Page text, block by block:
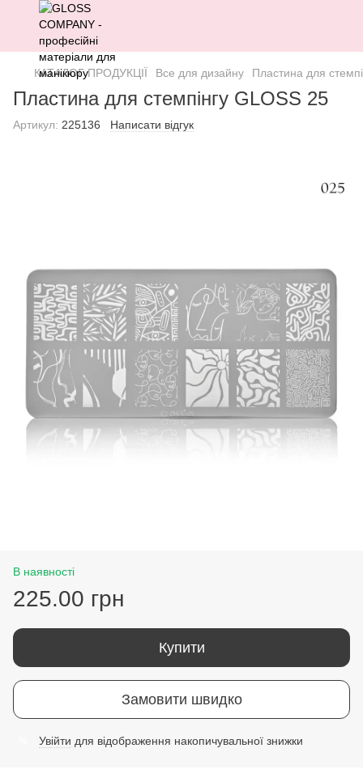
КАТАЛОГ ПРОДУКЦІЇ Все для дизайну Пластина для
Пластина для стемпінгу GLOSS 25
Артикул: 225136 Написати відгук
В наявності
225.00 грн
Купити
Замовити швидко
Увійти для відображення накопичувальної знижки